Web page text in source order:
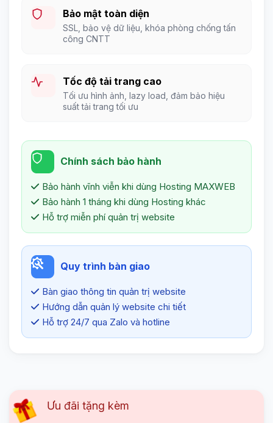
Bảo mật toàn diện
SSL, bảo vệ dữ liệu, khóa phòng chống tấn
công CNTT
Tốc độ tải trang cao
Tối ưu hình ảnh, lazy load, đảm bảo hiệu
suất tải trang tối ưu
Chính sách bảo hành
Bảo hành vĩnh viễn khi dùng Hosting MAXWEB
Bảo hành 1 tháng khi dùng Hosting khác
Hỗ trợ miễn phí quản trị website
Quy trình bàn giao
Bàn giao thông tin quản trị website
Hướng dẫn quản lý website chi tiết
Hỗ trợ 24/7 qua Zalo và hotline
Ưu đãi tặng kèm